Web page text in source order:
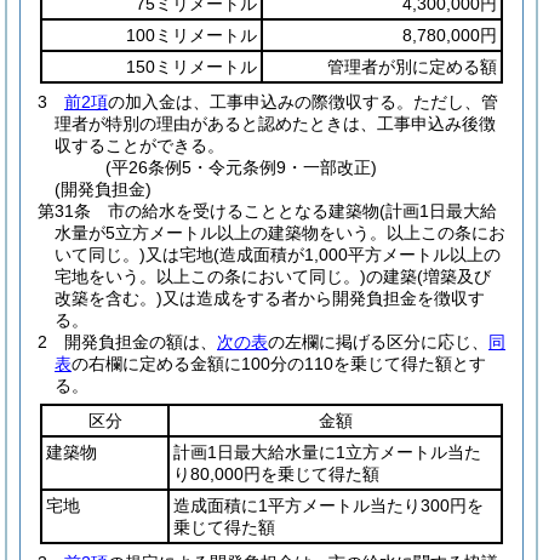
100ミリメートル
8,780,000円
150ミリメートル
管理者が別に定める額
3
前2項の加入金は、工事申込みの際徴収する。 ただし、管
理者が特別の理由があると認めたときは、工事申込み後徴
収することができる。
(平26条例5・令元条例9・一部改正)
(開発負担金)
第31条
市の給水を受けることとなる建築物(計画1日最大給
水量が5立方メートル以上の建築物をいう。以上この条にお
いて同じ。)又は宅地(造成面積が1,000平方メートル以上の
宅地をいう。以上この条において同じ。)の建築(増築及び
改築を含む。)又は造成をする者から開発負担金を徴収す
る。
2
開発負担金の額は、 次の表の左欄に掲げる区分に応じ、 同
表の右欄に定める金額に100分の110を乗じて得た額とす
る。
区分
金額
建築物
計画1日最大給水量に1立方メートル当た
り80,000円を乗じて得た額
宅地
造成面積に1平方メートル当たり300円を
乗じて得た額